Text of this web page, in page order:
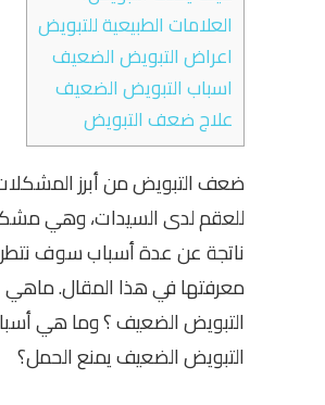
العلامات الطبيعية للتبويض
اعراض التبويض الضعيف
اسباب التبويض الضعيف
علاج ضعف التبويض
ضعف التبويض من أبرز
للعقم لدى السيدات، وهي
ناتجة عن عدة أسباب سوف
معرفتها في هذا المقال.
التبويض الضعيف ؟ وما هي
التبويض الضعيف يمنع الحمل؟